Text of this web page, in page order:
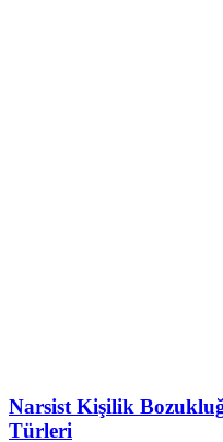
Narsist Kişilik
Türleri